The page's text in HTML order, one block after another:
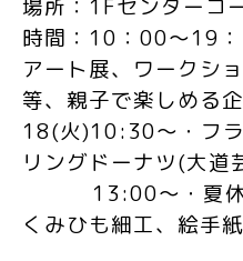
場所： 1Fセンターコ
時間： 10 ： 00～19 ：
アート展、ワークシ
等、親子で楽しめる
18(火)10:30～・フ
リングドーナツ(大道
13:00～・夏
くみひも細工、絵手